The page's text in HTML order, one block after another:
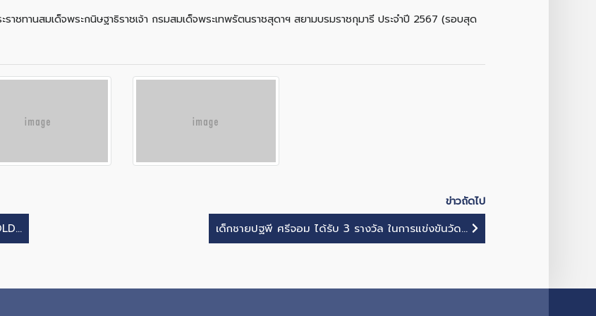
าชทานสมเด็จพระกนิษฐาธิราชเจ้า กรมสมเด็จพระเทพรัตนราชสุดาฯ สยามบรมราชกุมารี ประจำปี 2567 (รอบสุด
ข่าวถัดไป
เด็กชายปฐพี ศรีจอม ได้รับ 3 รางวัล ในการแข่งขันวัด...